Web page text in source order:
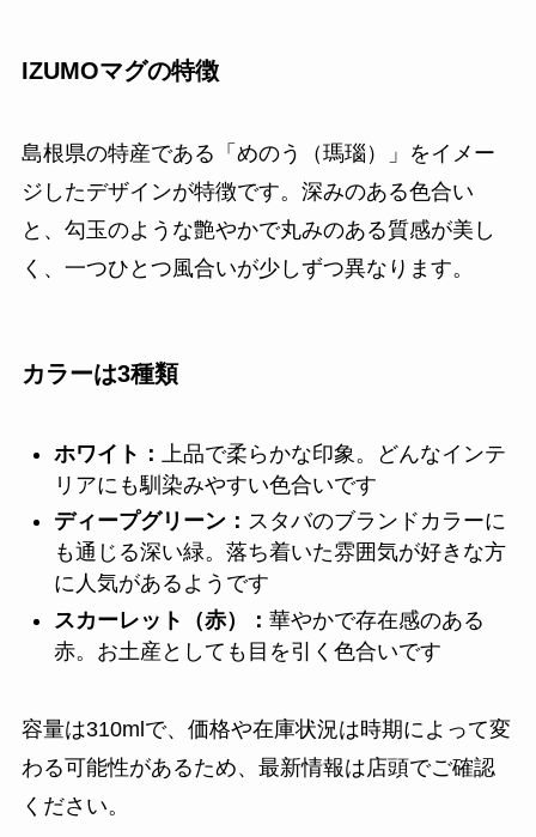
IZUMOマグの特徴
島根県の特産である「めのう（瑪瑙）」をイメー
ジしたデザインが特徴です。深みのある色合い
と、勾玉のような艶やかで丸みのある質感が美し
く、一つひとつ風合いが少しずつ異なります。
カラーは3種類
ホワイト：
上品で柔らかな印象。どんなインテ
リアにも馴染みやすい色合いです
ディープグリーン： スタバのブランドカラーに
も通じる深い緑。落ち着いた雰囲気が好きな方
に人気があるようです
スカーレット（赤）： 華やかで存在感のある
赤。お土産としても目を引く色合いです
容量は310mlで、価格や在庫状況は時期によって変
わる可能性があるため、最新情報は店頭でご確認
ください。